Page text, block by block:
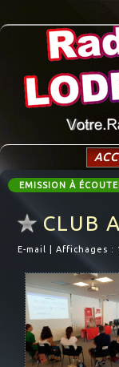
EMISSION À
CLUB
E-mail Affichages :